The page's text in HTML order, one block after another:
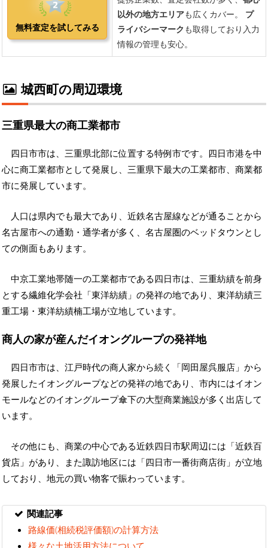
城西町の周辺環境
三重県最大の商工業都市
四日市市は、三重県北部に位置する特例市です。四日市港を中
心に商工業都市として発展し、三重県下最大の工業都市、商業都
市に発展しています。
人口は県内でも最大であり、近鉄名古屋線などが通ることから
名古屋市への通勤・通学者が多く、名古屋圏のベッドタウンとし
ての側面もあります。
中京工業地帯随一の工業都市である四日市は、三重紡績を前身
とする繊維化学会社「東洋紡績」の発祥の地であり、東洋紡績三
重工場・東洋紡績楠工場が立地しています。
商人の家が産んだイオングループの発祥地
四日市市は、江戸時代の商人家から続く「岡田屋呉服店」から
発展したイオングループなどの発祥の地であり、市内にはイオン
モールなどのイオングループ傘下の大型商業施設が多く出店して
います。
その他にも、商業の中心である近鉄四日市駅周辺には「近鉄百
貨店」があり、また諏訪地区には「四日市一番街商店街」が立地
しており、地元の買い物客で賑わっています。
関連記事
路線価(相続税評価額)の計算方法